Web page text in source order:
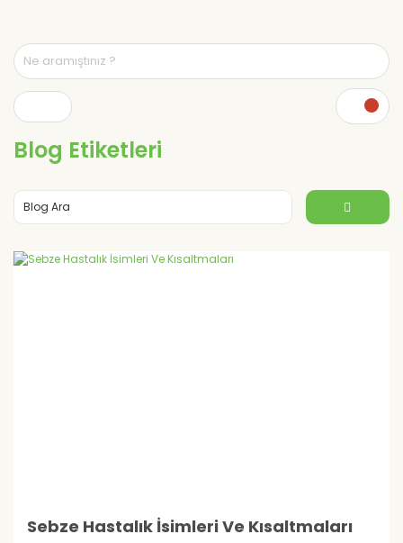
Blog Etiketleri
Sebze Hastalık İsimleri Ve Kısaltmaları